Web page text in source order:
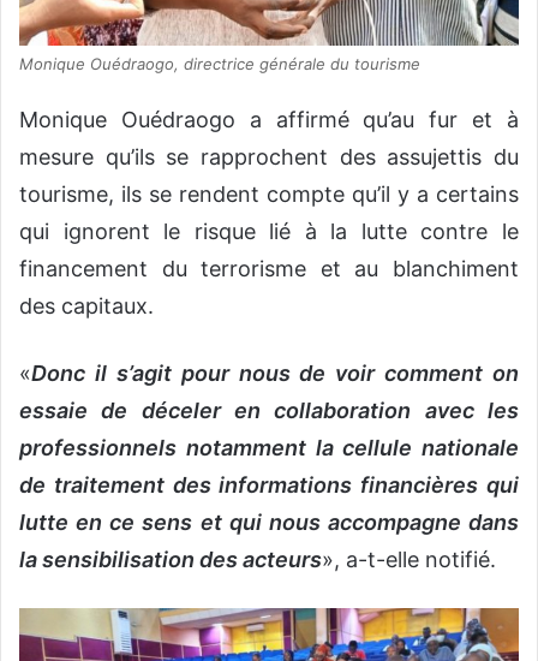
Monique Ouédraogo, directrice générale du tourisme
Monique Ouédraogo a affirmé qu’au fur et à
mesure qu’ils se rapprochent des assujettis du
tourisme, ils se rendent compte qu’il y a certains
qui ignorent le risque lié à la lutte contre le
financement du terrorisme et au blanchiment
des capitaux.
«Donc il s’agit pour nous de voir comment on
essaie de déceler en collaboration avec les
professionnels notamment la cellule nationale
de traitement des informations financières qui
lutte en ce sens et qui nous accompagne dans
la sensibilisation des acteurs», a-t-elle notifié.